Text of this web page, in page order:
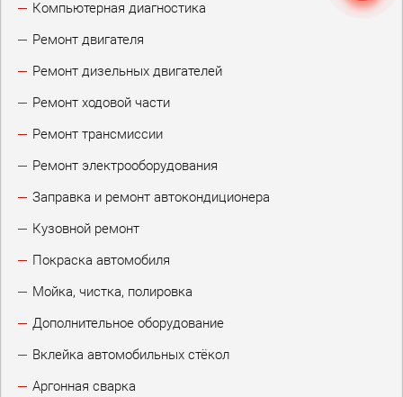
Компьютерная диагностика
Ремонт двигателя
Ремонт дизельных двигателей
Ремонт ходовой части
Ремонт трансмиссии
Ремонт электрооборудования
Заправка и ремонт автокондиционера
Кузовной ремонт
Покраска автомобиля
Мойка, чистка, полировка
Дополнительное оборудование
Вклейка автомобильных стёкол
Аргонная сварка